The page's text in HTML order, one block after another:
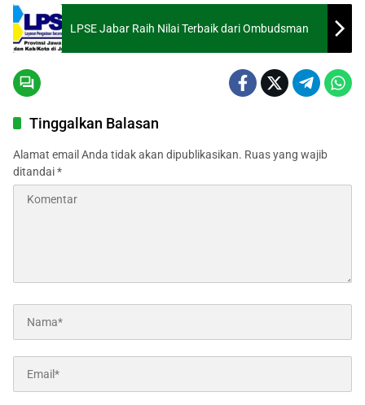
LPSE Jabar Raih Nilai Terbaik dari Ombudsman
Tinggalkan Balasan
Alamat email Anda tidak akan dipublikasikan. Ruas yang wajib
ditandai*